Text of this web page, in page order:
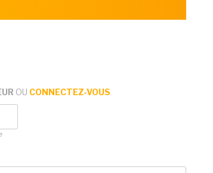
OU CONNECTEZ-VOUS